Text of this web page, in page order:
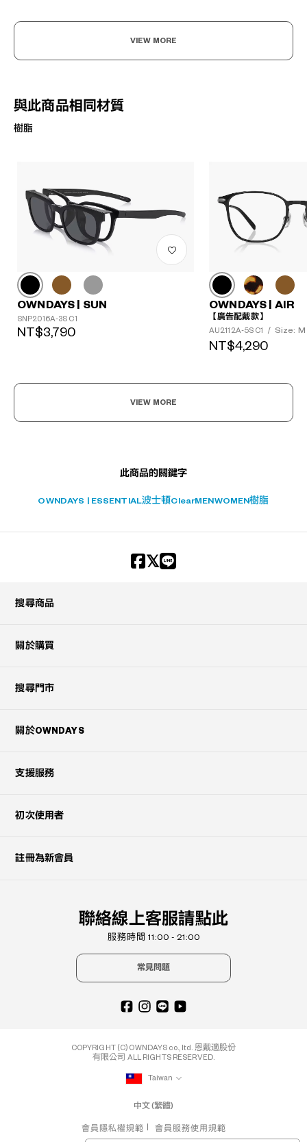
VIEW MORE
與此商品相同材質
樹脂
OWNDAYS | SUN
SNP2016A-3S C1
NT$3,790
OWNDAYS | AIR
【廣告配戴款】
AU2112A-5S C1
/ Size: M
NT$4,290
VIEW MORE
此商品的關鍵字
OWNDAYS | ESSENTIAL波士頓ClearMEN WOMEN樹脂
搜尋商品
關於購買
搜尋門市
關於OWNDAYS
支援服務
初次使用者
註冊為新會員
聯絡線上客服請點此
服務時間 11:00 - 21:00
常見問題
COPYRIGHT (C) OWNDAYS co., ltd. 恩戴適股份
有限公司 ALL RIGHTS RESERVED.
Taiwan
中文 (繁體)
會員隱私權規範 會員服務使用規範